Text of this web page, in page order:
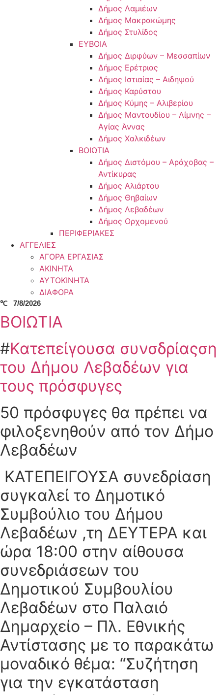
Δήμος Λαμιέων
Δήμος Μακρακώμης
Δήμος Στυλίδος
ΕΥΒΟΙΑ
Δήμος Διρφύων – Μεσσαπίων
Δήμος Ερέτριας
Δήμος Ιστιαίας – Αιδηψού
Δήμος Καρύστου
Δήμος Κύμης – Αλιβερίου
Δήμος Μαντουδίου – Λίμνης –
Αγίας Άννας
Δήμος Χαλκιδέων
ΒΟΙΩΤΙΑ
Δήμος Διστόμου – Αράχοβας –
Αντίκυρας
Δήμος Αλιάρτου
Δήμος Θηβαίων
Δήμος Λεβαδέων
Δήμος Ορχομενού
ΠΕΡΙΦΕΡΙΑΚΕΣ
ΑΓΓΕΛΙΕΣ
ΑΓΟΡΑ ΕΡΓΑΣΙΑΣ
ΑΚΙΝΗΤΑ
ΑΥΤΟΚΙΝΗΤΑ
ΔΙΑΦΟΡΑ
℃ 7/8/2026
ΒΟΙΩΤΙΑ
#Κατεπείγουσα συνσδρίαςση
του Δήμου Λεβαδέων για
τους πρόσφυγες
50 πρόσφυγες θα πρέπει να
φιλοξενηθούν από τον Δήμο
Λεβαδέων
ΚΑΤΕΠΕΙΓΟΥΣΑ συνεδρίαση
συγκαλεί το Δημοτικό
Συμβούλιο του Δήμου
Λεβαδέων ,τη ΔΕΥΤΕΡΑ και
ώρα 18:00 στην αίθουσα
συνεδριάσεων του
Δημοτικού Συμβουλίου
Λεβαδέων στο Παλαιό
Δημαρχείο – Πλ. Εθνικής
Αντίστασης με το παρακάτω
μοναδικό θέμα: “Συζήτηση
για την εγκατάσταση